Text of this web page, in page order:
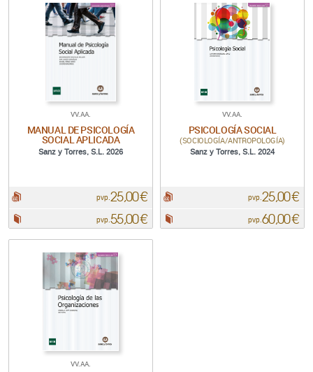
VV.AA.
MANUAL DE PSICOLOGÍA
SOCIAL APLICADA
Sanz y Torres, S.L. 2026
pvp. 25,00 €
pvp.55,00 €
VV.AA.
PSICOLOGÍA SOCIAL
(SOCIOLOGÍA/ANTROPOLOGÍA)
Sanz y Torres, S.L. 2024
pvp. 25,00 €
pvp.60,00 €
VV.AA.